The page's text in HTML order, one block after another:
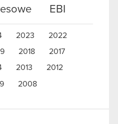
EBI
2023
2022
2018
2017
2013 2012
2008